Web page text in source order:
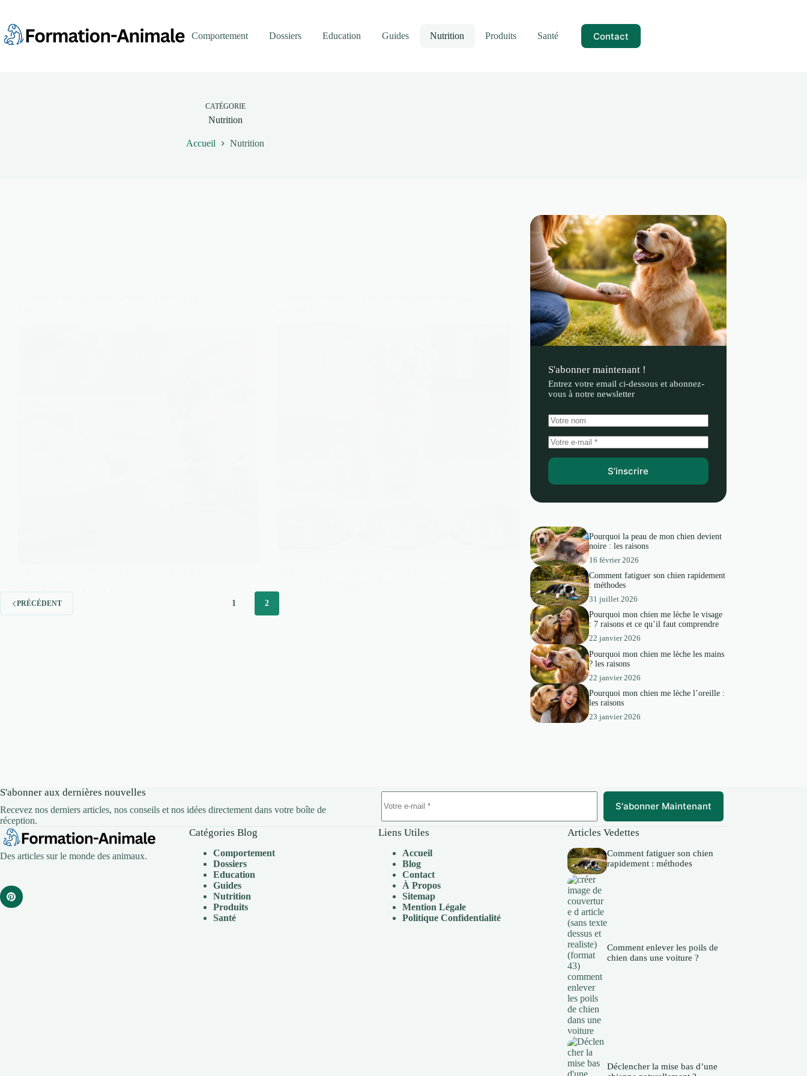
contenu
Comportement
Dossiers Education Guides Nutrition Produits Santé Contact
CATÉGORIE
Nutrition
Accueil Nutrition
PRÉCÉDENT 1 2
S'abonner maintenant !
Entrez votre email ci-dessous et abonnez-
vous à notre newsletter
S’inscrire
Pourquoi la peau de mon chien devient
noire : les raisons
16 février 2026
Comment fatiguer son chien rapidement
: méthodes
31 juillet 2026
Pourquoi mon chien me lèche le visage
: 7 raisons et ce qu’il faut comprendre
22 janvier 2026
Pourquoi mon chien me lèche les mains
? les raisons
22 janvier 2026
Pourquoi mon chien me lèche l’oreille :
les raisons
23 janvier 2026
S'abonner aux dernières nouvelles
Recevez nos derniers articles, nos conseils et nos idées directement dans votre boîte de
réception.
S'abonner Maintenant
Des articles sur le monde des animaux.
Catégories Blog
Comportement
Dossiers
Education
Guides
Nutrition
Produits
Santé
Liens Utiles
Accueil
Blog
Contact
À Propos
Sitemap
Mention Légale
Politique Confidentialité
Articles Vedettes
Comment fatiguer son chien
rapidement : méthodes
Comment enlever les poils de
chien dans une voiture ?
Déclencher la mise bas d’une